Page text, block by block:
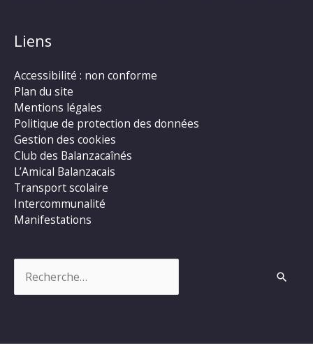
Liens
Accessibilité : non conforme
Plan du site
Mentions légales
Politique de protection des données
Gestion des cookies
Club des Balanzacaînés
L’Amical Balanzacais
Transport scolaire
Intercommunalité
Manifestations